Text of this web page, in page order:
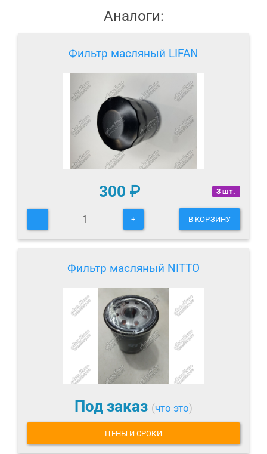
Аналоги:
Фильтр масляный LIFAN
3 шт.
300 ₽
- + В КОРЗИНУ
Фильтр масляный NITTO
Под заказ (что это)
ЦЕНЫ И СРОКИ